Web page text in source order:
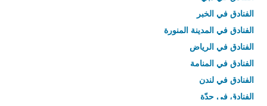
الفنادق في الخبر
الفنادق في المدينة المنورة
الفنادق في الرياض
الفنادق في المنامة
الفنادق في لندن
الفنادق في جدّة